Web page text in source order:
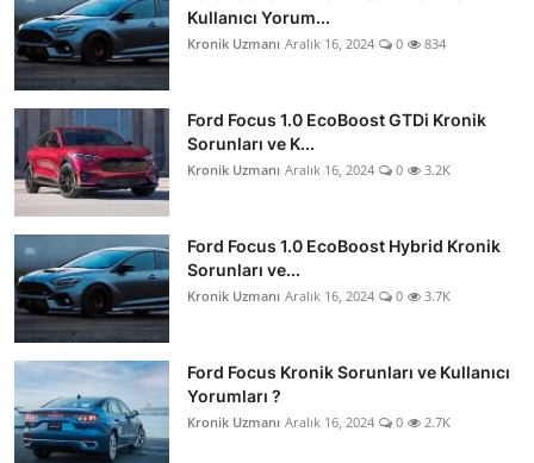
Kullanıcı Yorum...
Kronik Uzmanı Aralık 16, 2024 0 834
Ford Focus 1.0 EcoBoost GTDi Kronik
Sorunları ve K...
Kronik Uzmanı Aralık 16, 2024 0 3.2K
Ford Focus 1.0 EcoBoost Hybrid Kronik
Sorunları ve...
Kronik Uzmanı Aralık 16, 2024 0 3.7K
Ford Focus Kronik Sorunları ve Kullanıcı
Yorumları ?
Kronik Uzmanı Aralık 16, 2024 0 2.7K